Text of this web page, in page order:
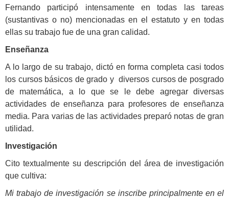
Fernando participó intensamente en todas las tareas
(sustantivas o no) mencionadas en el estatuto y en todas
ellas su trabajo fue de una gran calidad.
Enseñanza
A lo largo de su trabajo, dictó en forma completa casi todos
los cursos básicos de grado y diversos cursos de posgrado
de matemática, a lo que se le debe agregar diversas
actividades de enseñanza para profesores de enseñanza
media. Para varias de las actividades preparó notas de gran
utilidad.
Investigación
Cito textualmente su descripción del área de investigación
que cultiva:
Mi trabajo de investigación se inscribe principalmente en el